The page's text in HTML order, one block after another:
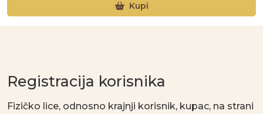
Kupi
Registracija korisnika
Fizičko lice, odnosno krajnji korisnik, kupac, na strani